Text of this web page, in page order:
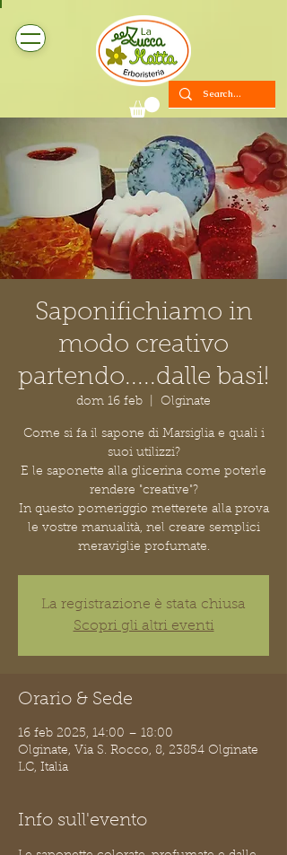
Saponifichiamo in
modo creativo
partendo.....dalle basi!
dom 16 feb Olginate
Come si fa il sapone di Marsiglia e quali i
suoi utilizzi?
E le saponette alla glicerina come poterle
rendere "creative"?
In questo pomeriggio metterete alla prova
le vostre manualità, nel creare semplici
meraviglie profumate.
La registrazione è stata chiusa
Scopri gli altri eventi
Orario & Sede
16 feb 2025, 14:00 – 18:00
Olginate, Via S. Rocco, 8, 23854 Olginate
LC, Italia
Info sull'evento